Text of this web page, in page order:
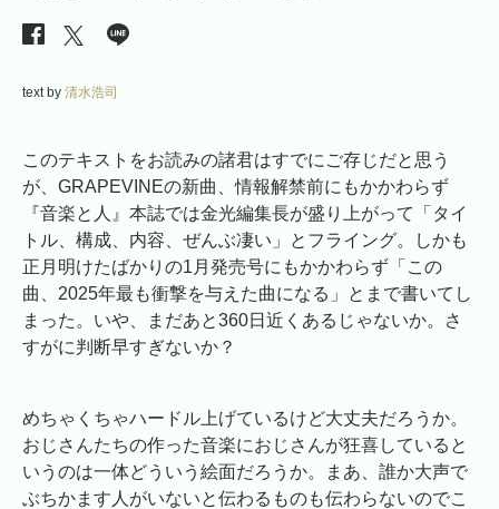
text by 清水浩司
このテキストをお読みの諸君はすでにご存じだと思う
が、GRAPEVINEの新曲、情報解禁前にもかかわらず
『音楽と人』本誌では金光編集長が盛り上がって「タイ
トル、構成、内容、ぜんぶ凄い」とフライング。しかも
正月明けたばかりの1月発売号にもかかわらず「この
曲、2025年最も衝撃を与えた曲になる」とまで書いてし
まった。いや、まだあと360日近くあるじゃないか。さ
すがに判断早すぎないか？
めちゃくちゃハードル上げているけど大丈夫だろうか。
おじさんたちの作った音楽におじさんが狂喜していると
いうのは一体どういう絵面だろうか。まあ、誰か大声で
ぶちかます人がいないと伝わるものも伝わらないのでこ